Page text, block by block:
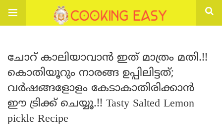
ചോറ് കാലിയാവാൻ ഇത് മാത്രം മതി.!!
കൊതിയൂറും നാരങ്ങ ഉപ്പിലിട്ടത്;
വർഷങ്ങളോളം കേടാകാതിരിക്കാൻ
ഈ ട്രിക്ക് ചെയ്യൂ.!! Tasty Salted Lemon
pickle Recipe